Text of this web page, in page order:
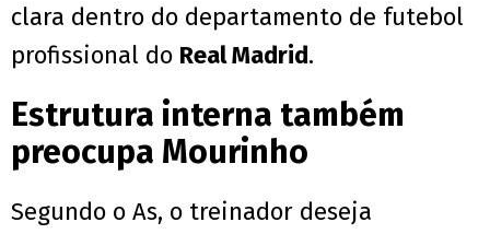
clara dentro do departamento de futebol
profissional do Real Madrid.
Estrutura interna também
preocupa Mourinho
Segundo o As, o treinador deseja